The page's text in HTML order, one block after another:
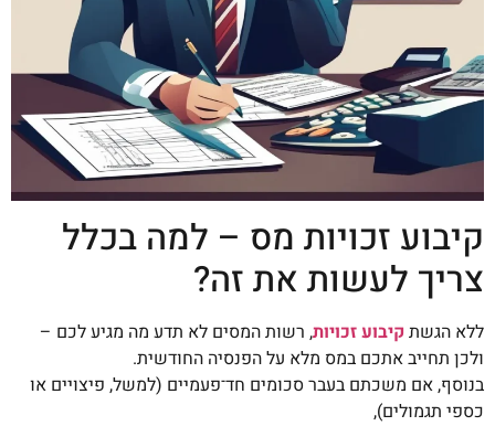
קיבוע זכויות מס – למה בכלל
צריך לעשות את זה?
ללא הגשתקיבוע זכויות, רשות המסים לא תדע מה מגיע לכם –
ולכן תחייב אתכם במס מלא על הפנסיה החודשית.
בנוסף, אם משכתם בעבר סכומים חד־פעמיים (למשל, פיצויים או
כספי תגמולים),